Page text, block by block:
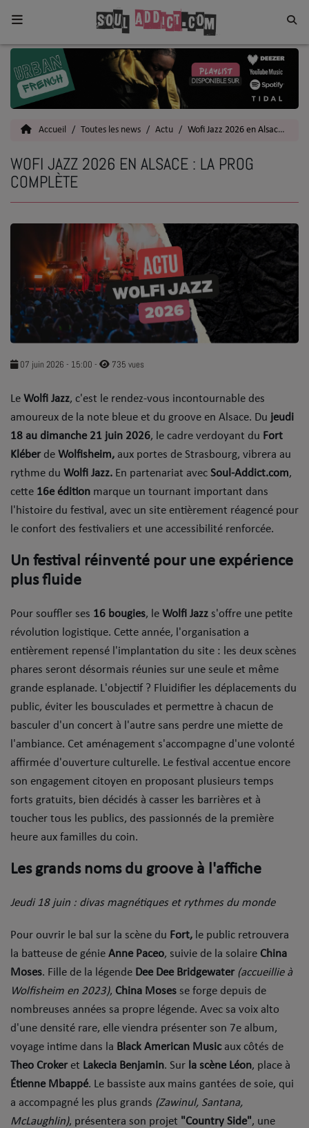
Home
Toutes les News
Actu
Interviews
Talents
Top 5
SOUL ADDICT PLAY
Flash News
Dans la Street
C quoi ton Actu ?
Dans ton Téléphone
Mic 2 Rue
URBAN CULTURE
Sport
Mode
Cinéma
Buzz
Dossiers
AGENDA
Concerts
Festivals
CONCOURS
Top Soul Addict
Wiki RnB
SOUL ADDICT RADIO
Grille des programmes
Titres diffusés
Playlist
Accueil Toutes les news Actu Wofi Jazz 2026 en Alsace : la prog complète
WOFI JAZZ 2026 EN ALSACE : LA PROG
COMPLÈTE
07 juin 2026 - 15:00 - 735 vues
​Le Wolfi Jazz, c'est le rendez-vous incontournable des
amoureux de la note bleue et du groove en Alsace. Du jeudi
18 au dimanche 21 juin 2026, le cadre verdoyant du Fort
Kléberde Wolfisheim, aux portes de Strasbourg, vibrera au
rythme du Wolfi Jazz. En partenariat avec Soul-Addict.com,
cette 16e édition marque un tournant important dans
l'histoire du festival, avec un site entièrement réagencé pour
le confort des festivaliers et une accessibilité renforcée.
​Un festival réinventé pour une expérience
plus fluide
​Pour souffler ses 16 bougies, le Wolfi Jazz s'offre une petite
révolution logistique. Cette année, l'organisation a
entièrement repensé l'implantation du site : les deux scènes
phares seront désormais réunies sur une seule et même
grande esplanade. L'objectif ? Fluidifier les déplacements du
public, éviter les bousculades et permettre à chacun de
basculer d'un concert à l'autre sans perdre une miette de
l'ambiance. ​Cet aménagement s'accompagne d'une volonté
affirmée d'ouverture culturelle. Le festival accentue encore
son engagement citoyen en proposant plusieurs temps
forts gratuits, bien décidés à casser les barrières et à
toucher tous les publics, des passionnés de la première
heure aux familles du coin.
Les grands noms du groove à l'affiche
Jeudi 18 juin : divas magnétiques et rythmes du monde
​Pour ouvrir le bal sur la scène du Fort, le public retrouvera
la batteuse de génie Anne Paceo, suivie de la solaire China
Moses. Fille de la légende Dee Dee Bridgewater (accueillie à
Wolfisheim en 2023), China Moses se forge depuis de
nombreuses années sa propre légende. Avec sa voix alto
d'une densité rare, elle viendra présenter son 7e album,
voyage intime dans la Black American Musicaux côtés de
Theo Croker et Lakecia Benjamin. Sur la scène Léon, place à
Étienne Mbappé. Le bassiste aux mains gantées de soie, qui
a accompagné les plus grands (Zawinul, Santana,
McLaughlin), présentera son projet "Country Side", une